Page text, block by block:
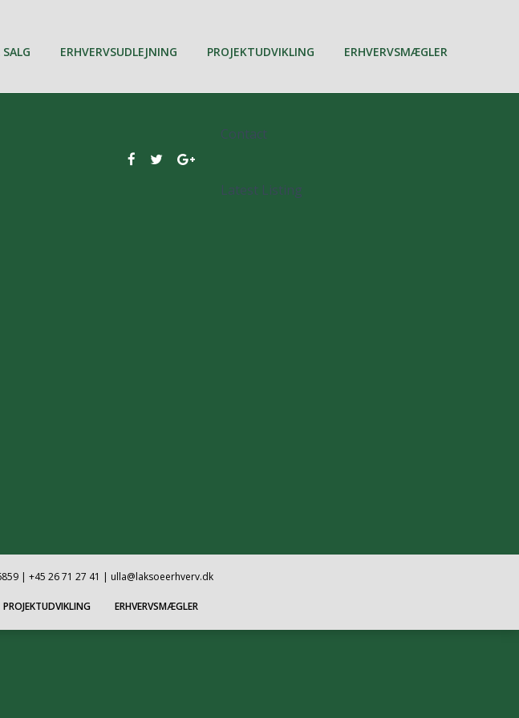
ERHVERVSUDLEJNING PROJEKTUDVIKLING ERHVERVSMÆGLER
Contact
Latest Listing
| +45 26 71 27 41 | ulla@laksoeerhverv.dk
PROJEKTUDVIKLING ERHVERVSMÆGLER